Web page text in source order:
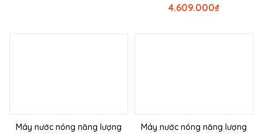
₫
4.609.000
Máy nước nóng năng lượng
Máy nước nóng năng lượng